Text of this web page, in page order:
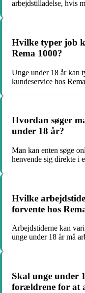
arbejdstilladelse, hvis
Hvilke typer job
Rema 1000?
Unge under 18 år kan
kundeservice hos
Hvordan søger
under 18 år?
Man kan enten søge
henvende sig direkte i
Hvilke
forvente hos
Arbejdstiderne kan
unge under 18 år må
Skal unge under
forældrene for at